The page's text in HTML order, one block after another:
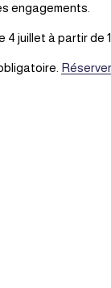
engagements.
4 juillet à partir de